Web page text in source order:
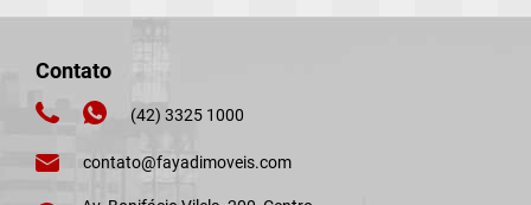
Contato
(42) 3325 1000
contato@fayadimoveis.com